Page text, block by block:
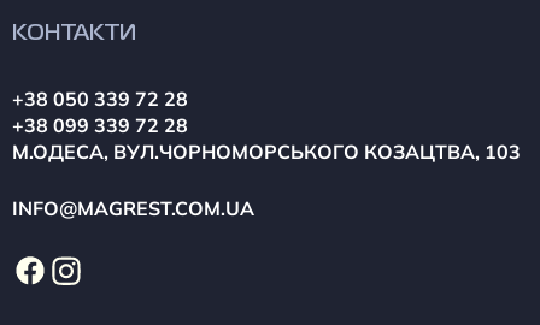
КОНТАКТИ
+38 050 339 72 28
+38 099 339 72 28
М.ОДЕСА, ВУЛ.ЧОРНОМОРСЬКОГО КОЗАЦТВА, 103
INFO@MAGREST.COM.UA